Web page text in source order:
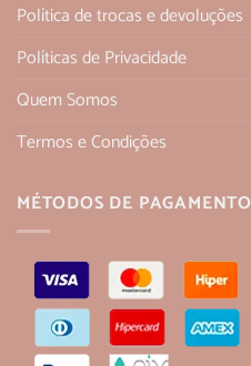
Política de trocas e devoluções
Políticas de Privacidade
Quem Somos
Termos e Condições
MÉTODOS DE PAGAMENTO